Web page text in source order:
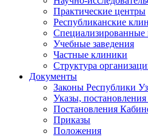
Практические центры
Республиканские
Специализированные
Учебные заведения
Частные клиники
Структура
Документы
Законы Республики
Указы,
Постановления
Приказы
Положения